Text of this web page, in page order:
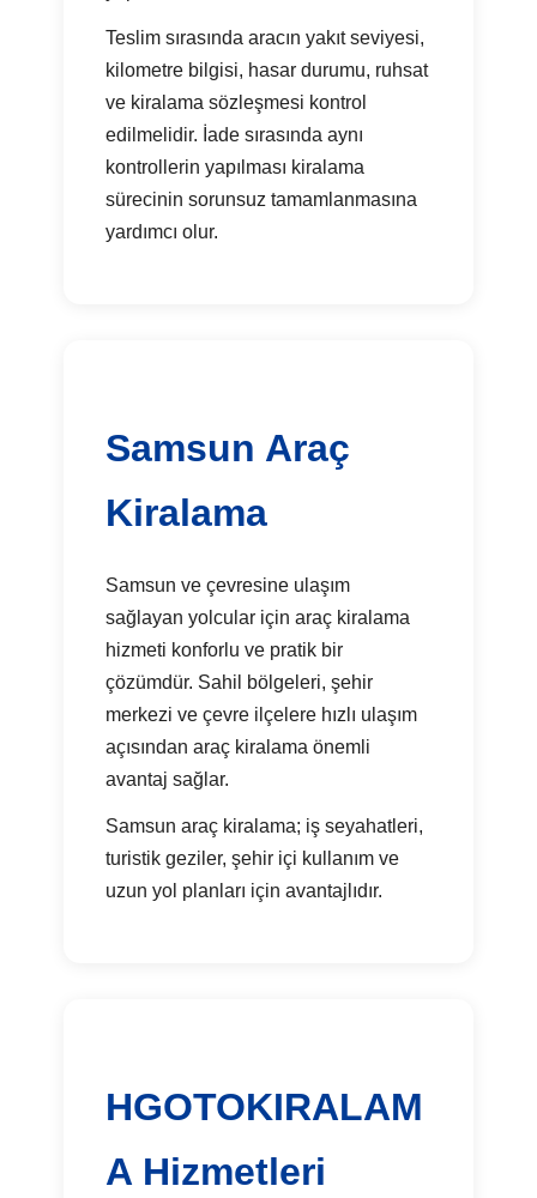
Teslim sırasında aracın yakıt seviyesi,
kilometre bilgisi, hasar durumu, ruhsat
ve kiralama sözleşmesi kontrol
edilmelidir. İade sırasında aynı
kontrollerin yapılması kiralama
sürecinin sorunsuz tamamlanmasına
yardımcı olur.
Samsun Araç
Kiralama
Samsun ve çevresine ulaşım
sağlayan yolcular için araç kiralama
hizmeti konforlu ve pratik bir
çözümdür. Sahil bölgeleri, şehir
merkezi ve çevre ilçelere hızlı ulaşım
açısından araç kiralama önemli
avantaj sağlar.
Samsun araç kiralama; iş seyahatleri,
turistik geziler, şehir içi kullanım ve
uzun yol planları için avantajlıdır.
HGOTOKIRALAM
A Hizmetleri